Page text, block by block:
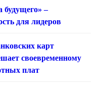
будущего» –
для лидеров
карт
своевременному
плат